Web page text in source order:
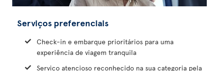
Serviços preferenciais
Check-in e embarque prioritários para uma
experiência de viagem tranquila
Serviço atencioso reconhecido na sua categoria pela